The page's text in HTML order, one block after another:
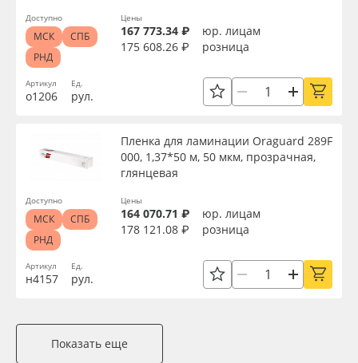
Артикул
о1206
Ед.
рул.
Цены
167 773.34 ₽
юр. лицам
175 608.26 ₽
розница
Доступно
МСК
СПБ
РНД
Артикул
н4157
Пленка для ламинации Oraguard 289F
000, 1,37*50 м, 50 мкм, прозрачная,
глянцевая
Ед.
рул.
Цены
164 070.71 ₽
юр. лицам
178 121.08 ₽
розница
Доступно
МСК
СПБ
РНД
Показать еще